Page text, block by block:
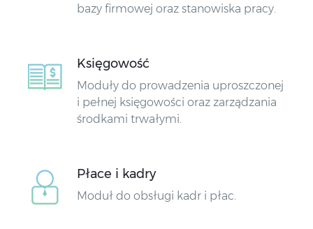
bazy firmowej oraz stanowiska pracy.
Księgowość
Moduły do prowadzenia uproszczonej
i pełnej księgowości oraz zarządzania
środkami trwałymi.
Płace i kadry
Moduł do obsługi kadr i płac.